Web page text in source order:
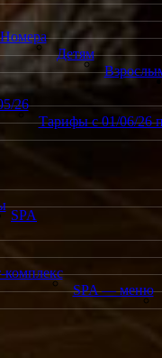
Номера
Детям
26
Тарифы с 01/06/26
SPA
комплекс
SPA — меню